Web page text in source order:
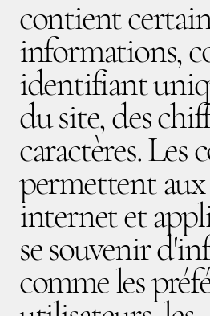
contient
informations,
identifiant
du site, des
caractères. Les
permettent aux
internet et
se souvenir
comme les